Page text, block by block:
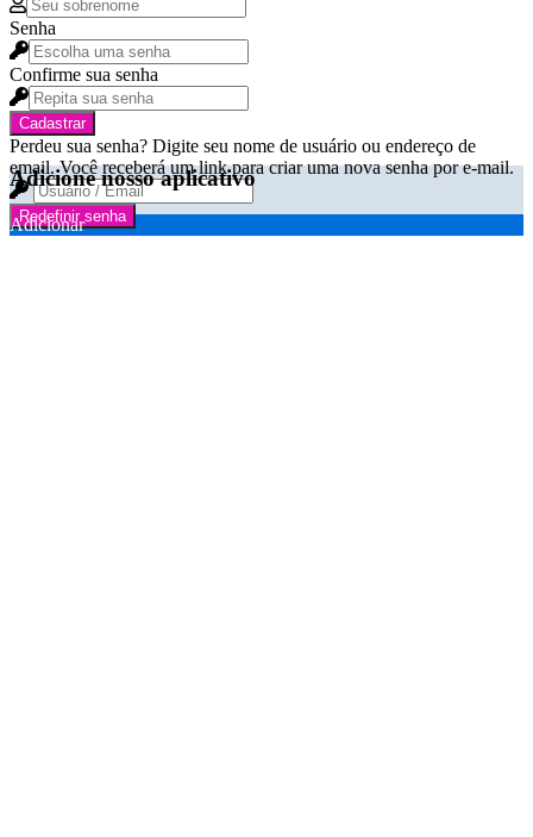
Senha
Confirme sua senha
Cadastrar
Perdeu sua senha? Digite seu nome de usuário ou endereço de
email. Você receberá um link para criar uma nova senha por e-mail.
Redefinir senha
Adicione nosso aplicativo
Adicionar